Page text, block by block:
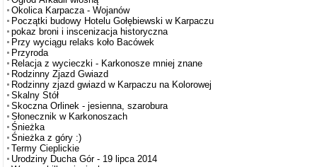
Okolica Karpacza - Wojanów
Początki budowy Hotelu Gołębiewski w Karpaczu
pokaz broni i inscenizacja historyczna
Przy wyciągu relaks koło Bacówek
Przyroda
Relacja z wycieczki - Karkonosze mniej znane
Rodzinny Zjazd Gwiazd
Rodzinny zjazd gwiazd w Karpaczu na Kolorowej
Skalny Stół
Skoczna Orlinek - jesienna, szarobura
Słonecznik w Karkonoszach
Śnieżka
Śnieżka z góry :)
Termy Cieplickie
Urodziny Ducha Gór - 19 lipca 2014